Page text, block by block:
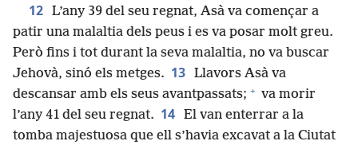
12 L’any 39 del seu regnat, Asà va començar a
patir una malaltia dels peus i es va posar molt greu.
Però fins i tot durant la seva malaltia, no va buscar
Jehovà, sinó els metges. 13 Llavors Asà va
descansar amb els seus avantpassats; + va morir
l’any 41 del seu regnat. 14 El van enterrar a la
tomba majestuosa que ell s’havia excavat a la Ciutat